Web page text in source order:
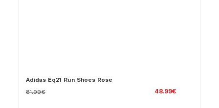
Adidas Eq21 Run Shoes Rose
48.99€
81.99€